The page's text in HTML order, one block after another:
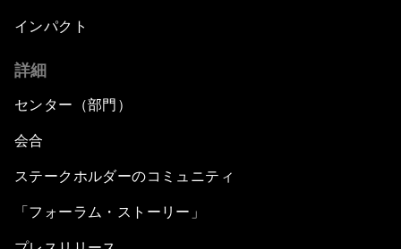
インパクト
詳細
センター（部門）
会合
ステークホルダーのコミュニティ
「フォーラム・ストーリー」